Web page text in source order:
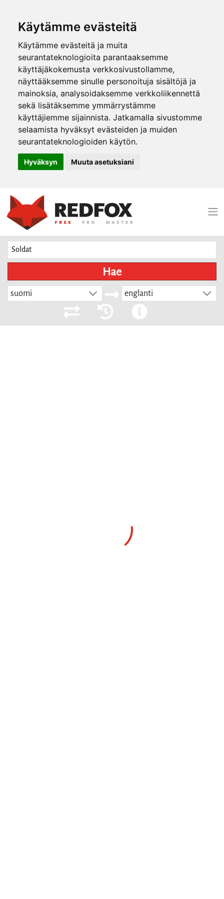
Käytämme evästeitä
Käytämme evästeitä ja muita
seurantateknologioita parantaaksemme
käyttäjäkokemusta verkkosivustollamme,
näyttääksemme sinulle personoituja sisältöjä ja
mainoksia, analysoidaksemme verkkoliikennettä
sekä lisätäksemme ymmärrystämme
käyttäjiemme sijainnista. Jatkamalla sivustomme
selaamista hyväksyt evästeiden ja muiden
seurantateknologioiden käytön.
Hyväksyn Muuta asetuksiani
Hae
suomi englanti